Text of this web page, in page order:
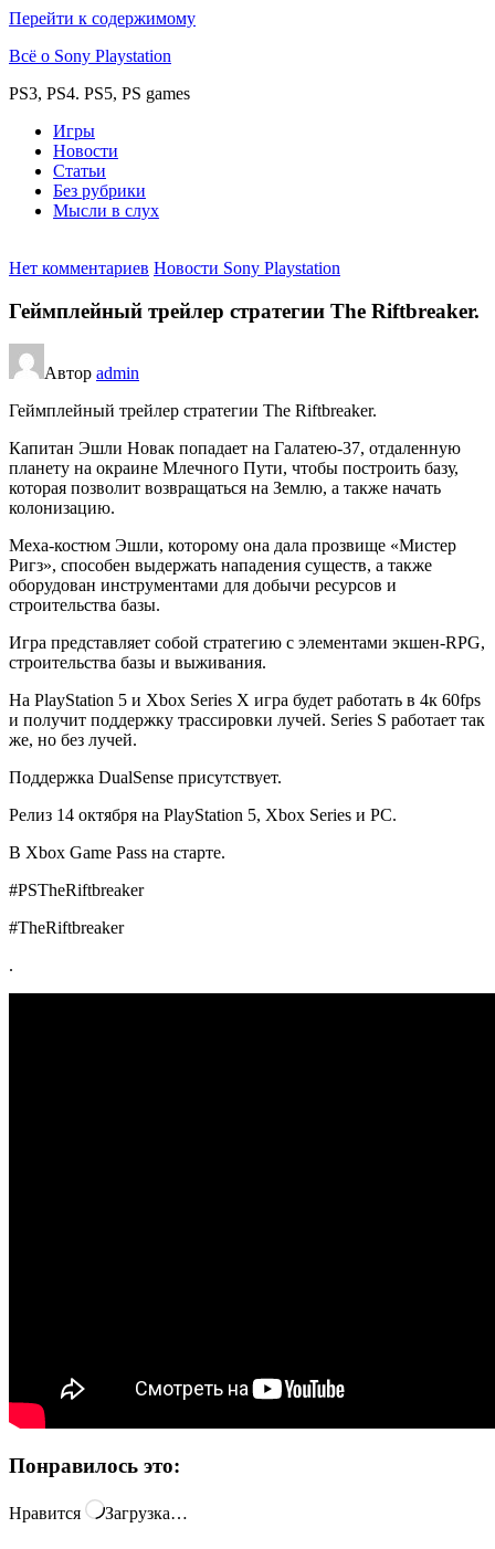
Перейти к содержимому
Всё о Sony Playstation
PS3, PS4. PS5, PS games
Игры
Новости
Статьи
Без рубрики
Мысли в слух
Нет комментариев Новости Sony Playstation
Геймплейный трейлер стратегии The Riftbreaker.
Автор admin
Геймплейный трейлер стратегии The Riftbreaker.
Капитан Эшли Новак попадает на Галатею-37, отдаленную
планету на окраине Млечного Пути, чтобы построить базу,
которая позволит возвращаться на Землю, а также начать
колонизацию.
Меха-костюм Эшли, которому она дала прозвище «Мистер
Ригз», способен выдержать нападения существ, а также
оборудован инструментами для добычи ресурсов и
строительства базы.
Игра представляет собой стратегию с элементами экшен-RPG,
строительства базы и выживания.
На PlayStation 5 и Xbox Series X игра будет работать в 4к 60fps
и получит поддержку трассировки лучей. Series S работает так
же, но без лучей.
Поддержка DualSense присутствует.
Релиз 14 октября на PlayStation 5, Xbox Series и PC.
В Xbox Game Pass на старте.
#PSTheRiftbreaker
#TheRiftbreaker
.
Понравилось это:
Нравится Загрузка…